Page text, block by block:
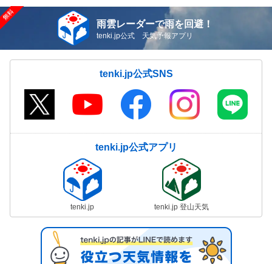
雨雲レーダーで雨を回避！
tenki.jp公式 天気予報アプリ
tenki.jp公式SNS
tenki.jp公式アプリ
tenki.jp tenki.jp 登山天気